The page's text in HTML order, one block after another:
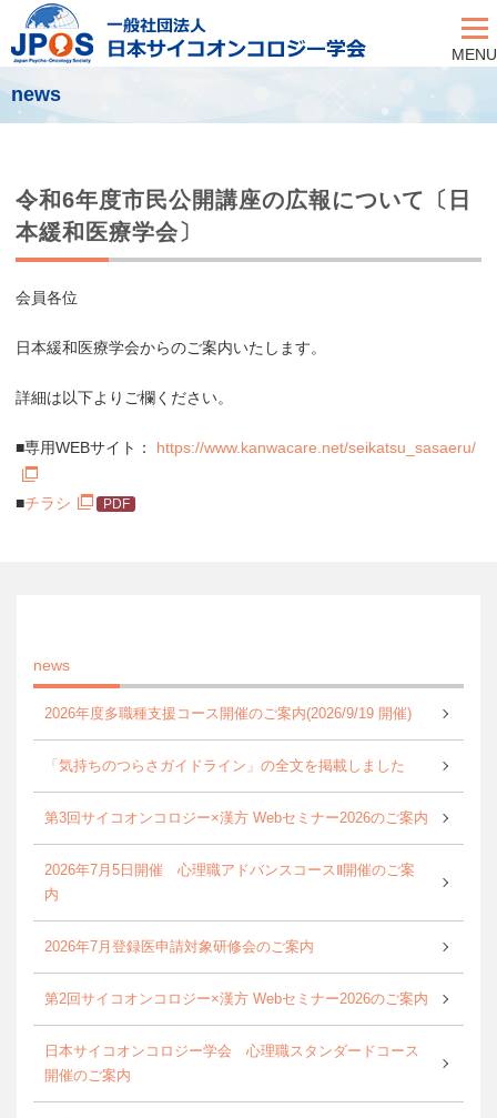
MENU
news
令和6年度市民公開講座の広報について〔日
本緩和医療学会〕
会員各位
日本緩和医療学会からのご案内いたします。
詳細は以下よりご欄ください。
■専用WEBサイト： https://www.kanwacare.net/seikatsu_sasaeru/
■チラシ
news
2026年度多職種支援コース開催のご案内(2026/9/19 開催)
「気持ちのつらさガイドライン」の全文を掲載しました
第3回サイコオンコロジー×漢方 Webセミナー2026のご案内
2026年7月5日開催 心理職アドバンスコースⅡ開催のご案
内
2026年7月登録医申請対象研修会のご案内
第2回サイコオンコロジー×漢方 Webセミナー2026のご案内
日本サイコオンコロジー学会 心理職スタンダードコース
開催のご案内